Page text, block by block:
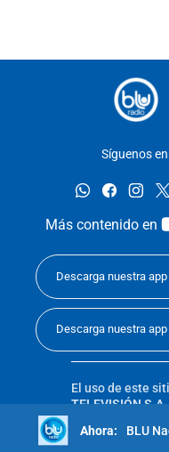
Síguenos
whatsappfacebook
Más contenido en
Descarga nuestra app
Descarga nuestra app
El uso de este
TELEVISIÓN S.A.
sin
reserved 2025.
BLU